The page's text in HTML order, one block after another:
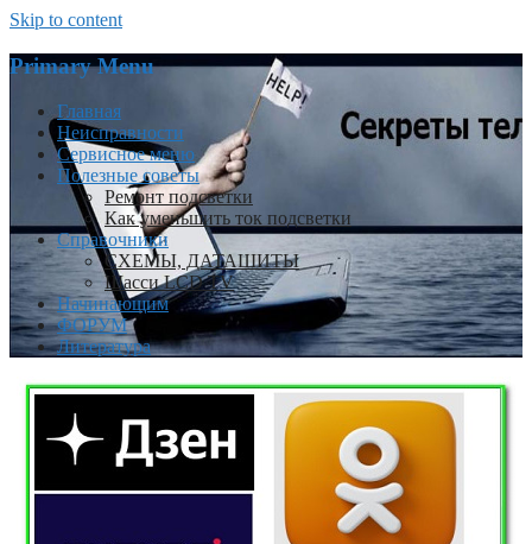
Skip to content
Primary Menu
Главная
Неисправности
Сервисное меню
Полезные советы
Ремонт подсветки
Как уменьшить ток подсветки
Справочники
СХЕМЫ, ДАТАШИТЫ
Шасси LCD TV
Начинающим
ФОРУМ
Литература